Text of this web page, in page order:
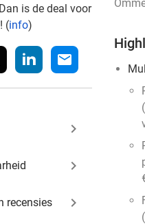
is de deal voor
(info)
linkedin mail
keyboard_arrow_right
keyboard_arrow_right
recensies keyboard_arrow_right